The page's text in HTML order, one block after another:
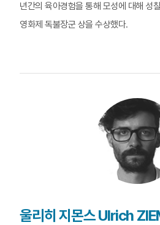
년간의 육아경험을 통해 모성에 대해 성
영화제 독불장군 상을 수상했다.
울리히 지몬스 Ulrich